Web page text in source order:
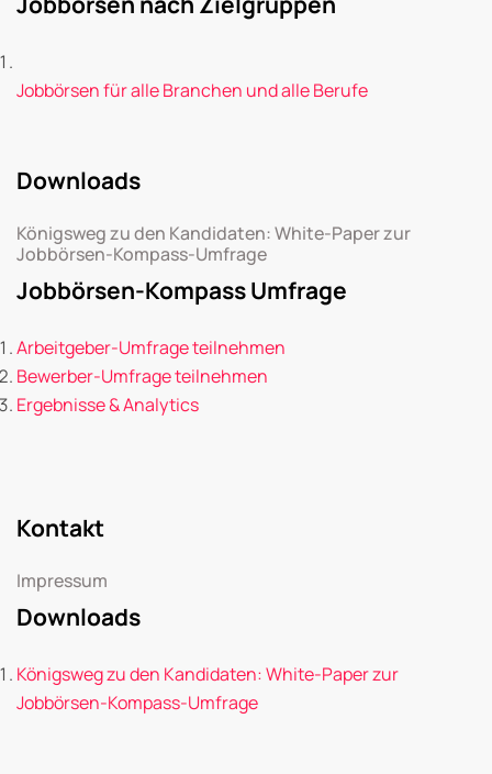
Jobbörsen für alle Branchen und alle Berufe
Downloads
Königsweg zu den Kandidaten: White-Paper zur
Jobbörsen-Kompass-Umfrage
Jobbörsen-Kompass Umfrage
Arbeitgeber-Umfrage teilnehmen
Bewerber-Umfrage teilnehmen
Ergebnisse & Analytics
Kontakt
Impressum
Downloads
Königsweg zu den Kandidaten: White-Paper zur
Jobbörsen-Kompass-Umfrage